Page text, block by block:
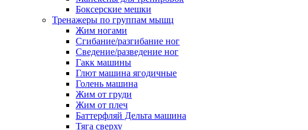
Боксерские мешки
Тренажеры по группам мышц
Жим ногами
Сгибание/разгибание ног
Сведение/разведение ног
Гакк машины
Глют машина ягодичные
Голень машина
Жим от груди
Жим от плеч
Баттерфляй Дельта машина
Тяга сверху